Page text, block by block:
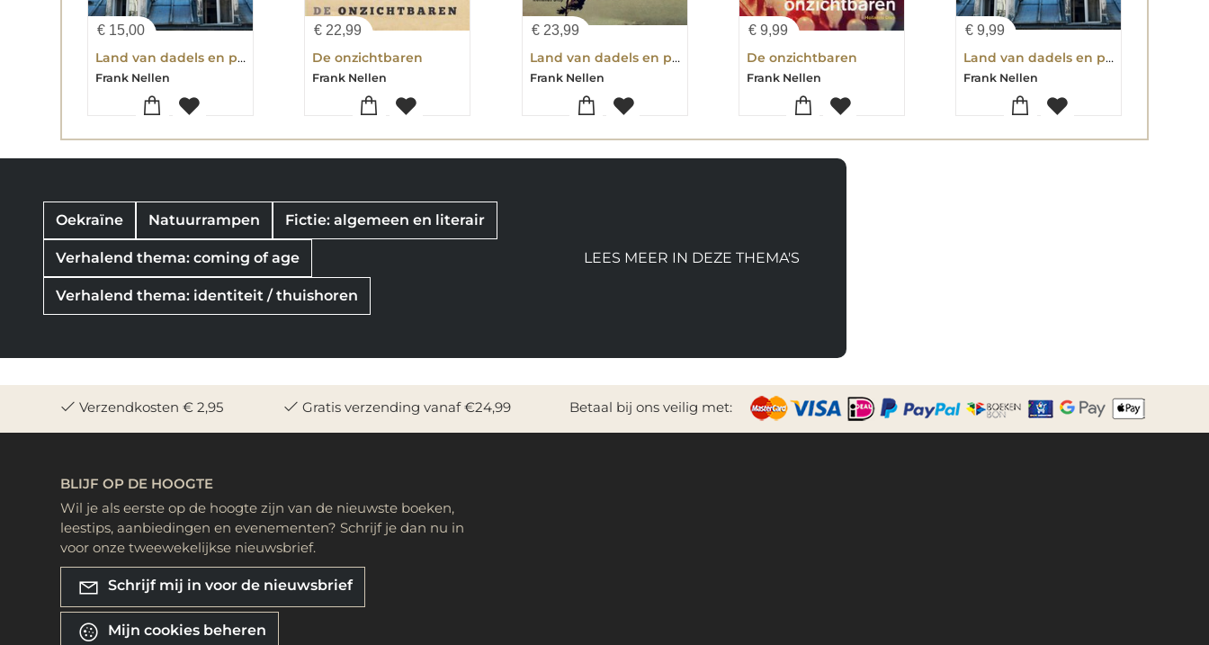
€ 15,00
Land van dadels en prinsen
Frank Nellen
€ 22,99
De onzichtbaren
Frank Nellen
€23,99
Land van dadels en prinsen
Frank Nellen
€9,99
De onzichtbaren
Frank Nellen
€ 9,99
Land van dadels en prinsen
Frank Nellen
Oekraïne Natuurrampen Fictie: algemeen en literair
Verhalend thema: coming of age
Verhalend thema: identiteit / thuishoren
LEES MEER IN DEZE THEMA'S
Verzendkosten € 2,95 Gratis verzending vanaf €24,99 Betaal bij ons veilig met:
BLIJF OP DE HOOGTE
Wil je als eerste op de hoogte zijn van de nieuwste boeken,
leestips, aanbiedingen en evenementen? Schrijf je dan nu in
voor onze tweewekelijkse nieuwsbrief.
Schrijf mij in voor de nieuwsbrief
Mijn cookies beheren